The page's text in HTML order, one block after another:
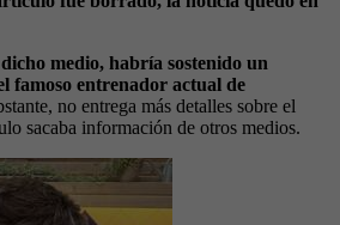
medio, habría sostenido un
famoso entrenador actual de
no entrega más detalles sobre el
sacaba información de otros medios.